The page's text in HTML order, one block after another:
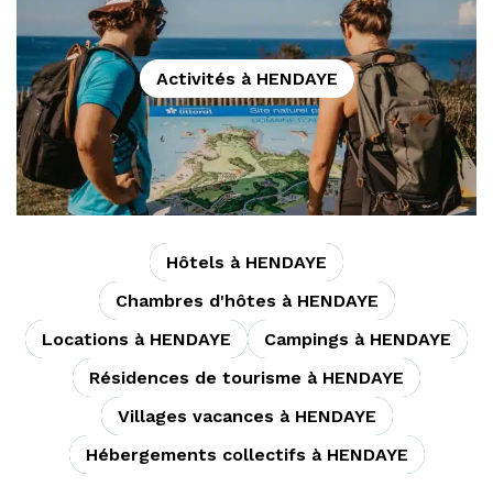
Activités à HENDAYE
Hôtels à HENDAYE
Chambres d'hôtes à HENDAYE
Locations à HENDAYE
Campings à HENDAYE
Résidences de tourisme à HENDAYE
Villages vacances à HENDAYE
Hébergements collectifs à HENDAYE